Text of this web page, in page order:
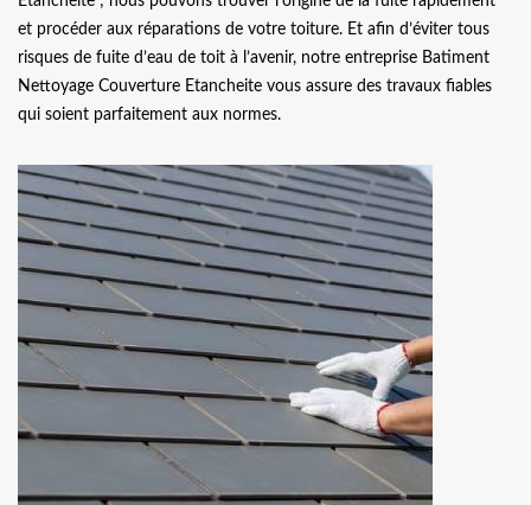
et procéder aux réparations de votre toiture. Et afin d’éviter tous
risques de fuite d’eau de toit à l’avenir, notre entreprise Batiment
Nettoyage Couverture Etancheite vous assure des travaux fiables
qui soient parfaitement aux normes.